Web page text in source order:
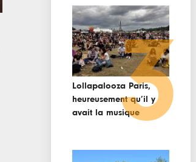
Lollapalooza Paris,
heureusement qu’il y
avait la musique3